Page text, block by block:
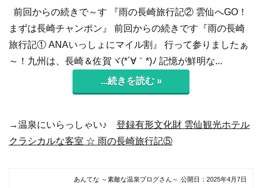
前回からの続きで～す 『雨の長崎旅行記② 雲仙へGO！
まずは長崎チャンポン』 前回からの続きです『雨の長崎
旅行記① ANAいっしょにマイル割』 行って参りましたぁ
～！九州は、長崎＆佐賀ヾ(*´∀｀*)ﾉ 記憶が鮮明な...
...続きを読む »
→温泉にいらっしゃい♪ 登録有形文化財 雲仙観光ホテル
クラシカルな客室 ☆ 雨の長崎旅行記⑤
あんてな ～素敵な温泉ブログさん～ 公開日： 2025年4月7日